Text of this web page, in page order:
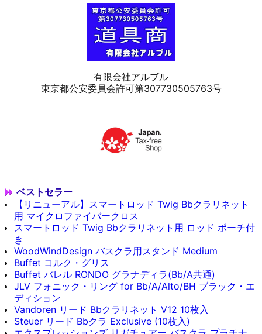
有限会社アルブル
東京都公安委員会許可第307730505763号
ベストセラー
【リニューアル】スマートロッド Twig Bbクラリネット
用 マイクロファイバークロス
スマートロッド Twig Bbクラリネット用 ロッド ポーチ付
き
WoodWindDesign バスクラ用スタンド Medium
Buffet コルク・グリス
Buffet バレル RONDO グラナディラ(Bb/A共通)
JLV フォニック・リング for Bb/A/Alto/BH ブラック・エ
ディション
Vandoren リード Bbクラリネット V12 10枚入
Steuer リード Bbクラ Exclusive (10枚入)